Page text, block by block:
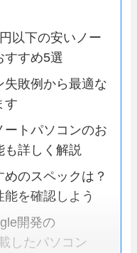
以下の安いノー
すすめ5選
失敗例から最適な
す
トパソコンのお
も詳しく解説
のスペックは？
を確認しよう
開発の
したパソコン